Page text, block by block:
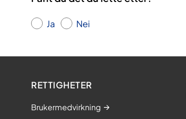
Ja Nei
RETTIGHETER
Brukermedvirkning